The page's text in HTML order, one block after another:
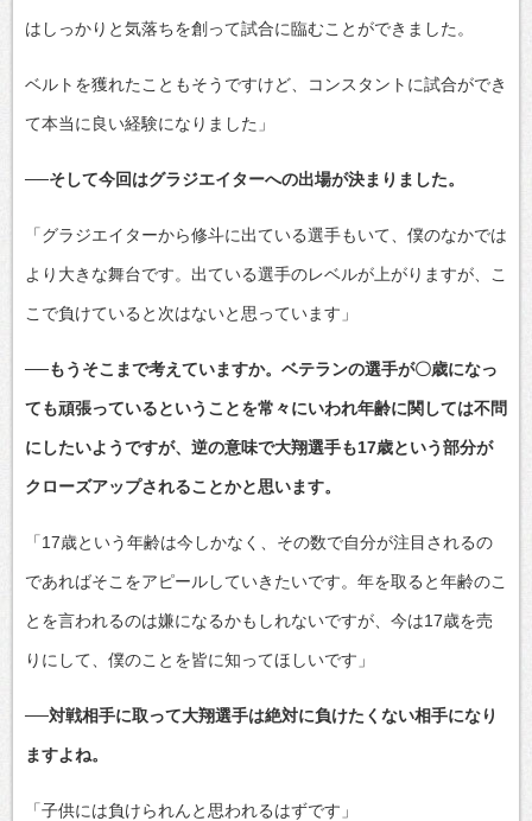
はしっかりと気落ちを創って試合に臨むことができました。
ベルトを獲れたこともそうですけど、コンスタントに試合ができ
て本当に良い経験になりました」
──そして今回はグラジエイターへの出場が決まりました。
「グラジエイターから修斗に出ている選手もいて、僕のなかでは
より大きな舞台です。出ている選手のレベルが上がりますが、こ
こで負けていると次はないと思っています」
──もうそこまで考えていますか。ベテランの選手が〇歳になっ
ても頑張っているということを常々にいわれ年齢に関しては不問
にしたいようですが、逆の意味で大翔選手も17歳という部分が
クローズアップされることかと思います。
「17歳という年齢は今しかなく、その数で自分が注目されるの
であればそこをアピールしていきたいです。年を取ると年齢のこ
とを言われるのは嫌になるかもしれないですが、今は17歳を売
りにして、僕のことを皆に知ってほしいです」
──対戦相手に取って大翔選手は絶対に負けたくない相手になり
ますよね。
「子供には負けられんと思われるはずです」